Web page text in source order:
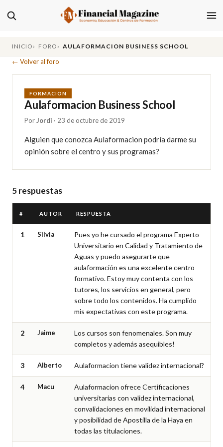
INICIO FORO AULAFORMACION BUSINESS SCHOOL
← Volver al foro
FORMACION
Aulaformacion Business School
Por Jordi · 23 de octubre de 2019
Alguien que conozca Aulaformacion podría darme su
opinión sobre el centro y sus programas?
5 respuestas
# AUTOR RESPUESTA
1 Silvia
Pues yo he cursado el programa Experto
Universitario en Calidad y Tratamiento de
Aguas y puedo asegurarte que
aulaformación es una excelente centro
formativo. Estoy muy contenta con los
tutores, los servicios en general, pero
sobre todo los contenidos. Ha cumplido
mis expectativas con este programa.
2 Jaime
Los cursos son fenomenales. Son muy
completos y además asequibles!
3 Alberto Aulaformacion tiene validez internacional?
4 Macu
Aulaformacion ofrece Certificaciones
universitarias con validez internacional,
convalidaciones en movilidad internacional
y posibilidad de Apostilla de la Haya en
todas las titulaciones.